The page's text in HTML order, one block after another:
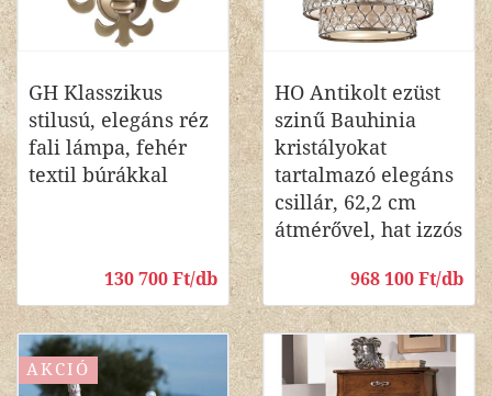
GH Klasszikus
stilusú, elegáns réz
fali lámpa, fehér
textil búrákkal
130 700 Ft/db
HO Antikolt ezüst
szinű Bauhinia
kristályokat
tartalmazó elegáns
csillár, 62,2 cm
átmérővel, hat izzós
968 100 Ft/db
AKCIÓ